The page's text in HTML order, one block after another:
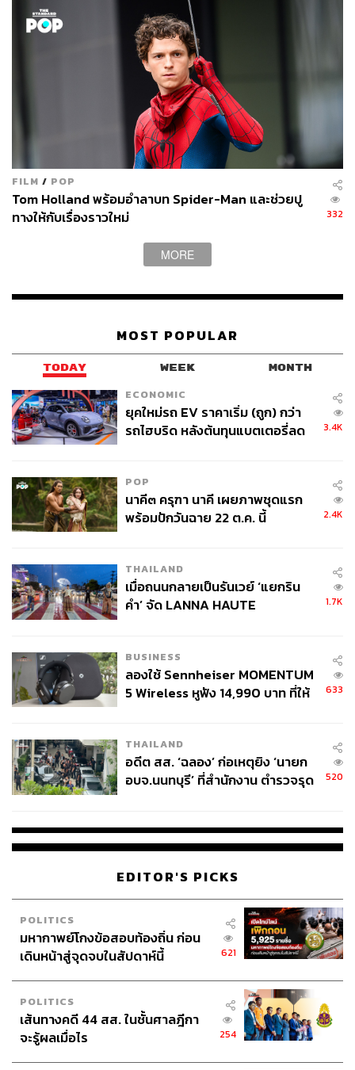
FILM / POP
Tom Holland พร้อมอำลาบท Spider-Man และช่วยปู
ทางให้กับเรื่องราวใหม่
332
MORE
MOST POPULAR
TODAY WEEK MONTH
ECONOMIC
ยุคใหม่รถ EV ราคาเริ่ม (ถูก) กว่า
รถไฮบริด หลังต้นทุนแบตเตอรี่ลด
3.4K
POP
นาคี๓ ครุฑา นาคี เผยภาพชุดแรก
พร้อมปักวันฉาย 22 ต.ค. นี้
2.4K
THAILAND
เมื่อถนนกลายเป็นรันเวย์ ‘แยกริน
คำ’ จัด LANNA HAUTE
1.7K
BUSINESS
ลองใช้ Sennheiser MOMENTUM
5 Wireless หูฟัง 14,990 บาท ที่ให้
633
THAILAND
อดีต สส. ‘ฉลอง’ ก่อเหตุยิง ‘นายก
อบจ.นนทบุรี’ ที่สำนักงาน ตำรวจรุด
520
EDITOR'S PICKS
POLITICS
มหากาพย์โกงข้อสอบท้องถิ่น ก่อน
เดินหน้าสู่จุดจบในสัปดาห์นี้
621
POLITICS
เส้นทางคดี 44 สส. ในชั้นศาลฎีกา
จะรู้ผลเมื่อไร
254